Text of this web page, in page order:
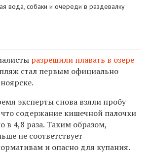
вода, собаки и очереди в раздевалку
разрешили плавать в озере
стал первым официально
эксперты снова взяли пробу
содержание кишечной палочки
в 4,8 раза. Таким образом,
не соответствует
и опасно для купания.